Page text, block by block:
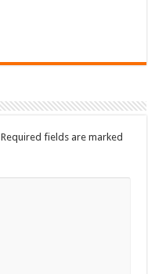
Required fields are marked